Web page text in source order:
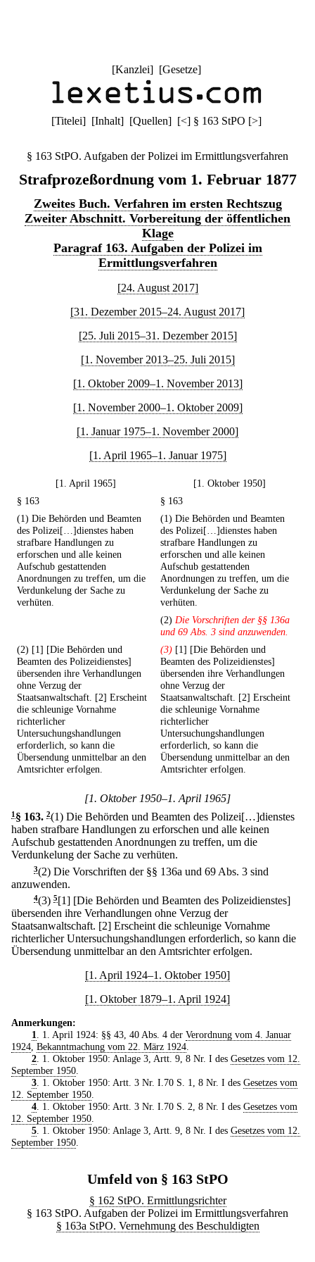
[Kanzlei] [Gesetze]
[Titelei] [Inhalt] [Quellen] [<] § 163 StPO [>]
§ 163 StPO. Aufgaben der Polizei im Ermittlungsverfahren
Strafprozeßordnung vom 1. Februar 1877
Zweites Buch. Verfahren im ersten Rechtszug
Zweiter Abschnitt. Vorbereitung der öffentlichen
Klage
Paragraf 163. Aufgaben der Polizei im
Ermittlungsverfahren
[24. August 2017]
[31. Dezember 2015–24. August 2017]
[25. Juli 2015–31. Dezember 2015]
[1. November 2013–25. Juli 2015]
[1. Oktober 2009–1. November 2013]
[1. November 2000–1. Oktober 2009]
[1. Januar 1975–1. November 2000]
[1. April 1965–1. Januar 1975]
[1. April 1965]
[1. Oktober 1950]
§ 163
§ 163
(1) Die Behörden und Beamten
des Polizei[…]dienstes haben
strafbare Handlungen zu
erforschen und alle keinen
Aufschub gestattenden
Anordnungen zu treffen, um die
Verdunkelung der Sache zu
verhüten.
(1) Die Behörden und Beamten
des Polizei[…]dienstes haben
strafbare Handlungen zu
erforschen und alle keinen
Aufschub gestattenden
Anordnungen zu treffen, um die
Verdunkelung der Sache zu
verhüten.
(2) Die Vorschriften der §§ 136a
und 69 Abs. 3 sind anzuwenden.
(2) [1] [Die Behörden und
Beamten des Polizeidienstes]
übersenden ihre Verhandlungen
ohne Verzug der
Staatsanwaltschaft. [2] Erscheint
die schleunige Vornahme
richterlicher
Untersuchungshandlungen
erforderlich, so kann die
Übersendung unmittelbar an den
Amtsrichter erfolgen.
(3) [1] [Die Behörden und
Beamten des Polizeidienstes]
übersenden ihre Verhandlungen
ohne Verzug der
Staatsanwaltschaft. [2] Erscheint
die schleunige Vornahme
richterlicher
Untersuchungshandlungen
erforderlich, so kann die
Übersendung unmittelbar an den
Amtsrichter erfolgen.
[1. Oktober 1950–1. April 1965]
1§ 163. 2(1) Die Behörden und Beamten des Polizei[…]dienstes
haben strafbare Handlungen zu erforschen und alle keinen
Aufschub gestattenden Anordnungen zu treffen, um die
Verdunkelung der Sache zu verhüten.
3(2) Die Vorschriften der §§ 136a und 69 Abs. 3 sind
anzuwenden.
4(3) 5[1] [Die Behörden und Beamten des Polizeidienstes]
übersenden ihre Verhandlungen ohne Verzug der
Staatsanwaltschaft. [2] Erscheint die schleunige Vornahme
richterlicher Untersuchungshandlungen erforderlich, so kann die
Übersendung unmittelbar an den Amtsrichter erfolgen.
[1. April 1924–1. Oktober 1950]
[1. Oktober 1879–1. April 1924]
Anmerkungen:
1
. 1. April 1924: §§ 43, 40 Abs. 4 der Verordnung vom 4. Januar
1924 Bekanntmachung vom 22. März 1924
2. 1. Oktober 1950: Anlage 3, Artt. 9, 8 Nr. I des Gesetzes vom 12.
September 1950
3. 1. Oktober 1950: Artt. 3 Nr. I.70 S. 1, 8 Nr. I des Gesetzes vom
12. September 1950
4. 1. Oktober 1950: Artt. 3 Nr. I.70 S. 2, 8 Nr. I des Gesetzes vom
12. September 1950
5. 1. Oktober 1950: Anlage 3, Artt. 9, 8 Nr. I des Gesetzes vom 12.
September 1950
Umfeld von § 163 StPO
§ 162 StPO. Ermittlungsrichter
§ 163 StPO. Aufgaben der Polizei im Ermittlungsverfahren
§ 163a StPO. Vernehmung des Beschuldigten